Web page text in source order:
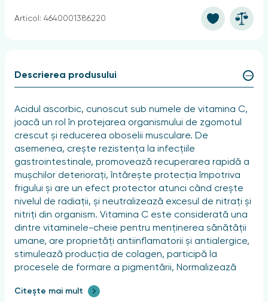
Articol: 4640001386220
Descrierea produsului
Acidul ascorbic, cunoscut sub numele de vitamina C,
joacă un rol în protejarea organismului de zgomotul
crescut și reducerea oboselii musculare. De
asemenea, crește rezistența la infecțiile
gastrointestinale, promovează recuperarea rapidă a
mușchilor deteriorați, întărește protecția împotriva
frigului și are un efect protector atunci când crește
nivelul de radiații, și neutralizează excesul de nitrați și
nitriți din organism. Vitamina C este considerată una
dintre vitaminele-cheie pentru menținerea sănătății
umane, are proprietăți antiinflamatorii și antialergice,
stimulează producția de colagen, participă la
procesele de formare a pigmentării, Normalizează
metabolismul carbohidraților.
Citește mai mult